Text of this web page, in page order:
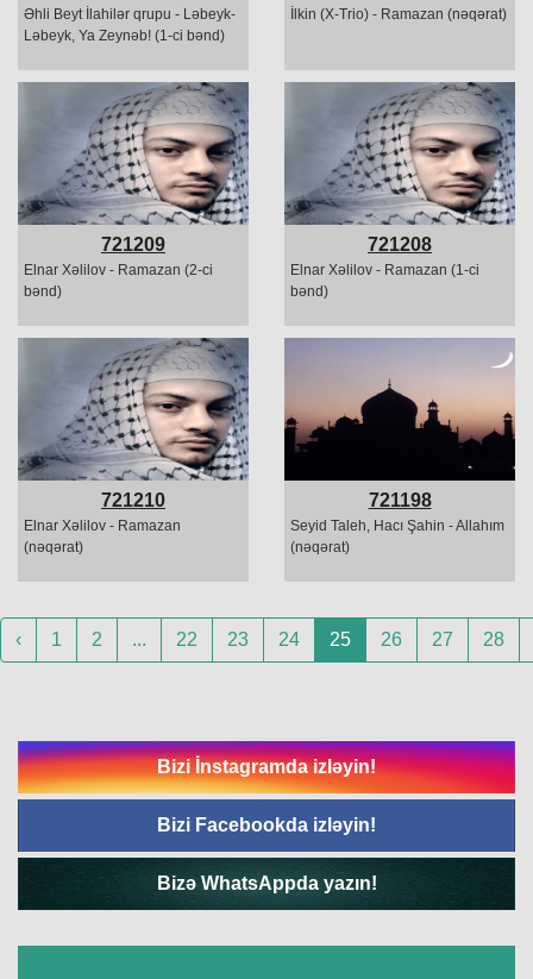
Əhli Beyt İlahilər qrupu - Ləbeyk-
Ləbeyk, Ya Zeynəb! (1-ci bənd)
İlkin (X-Trio) - Ramazan (nəqərat)
721209
Elnar Xəlilov - Ramazan (2-ci
bənd)
721208
Elnar Xəlilov - Ramazan (1-ci
bənd)
721210
Elnar Xəlilov - Ramazan
(nəqərat)
721198
Seyid Taleh, Hacı Şahin - Allahım
(nəqərat)
‹ 1 2 ... 22 23 24 25 26 27 28
Bizi İnstagramda izləyin!
Bizi Facebookda izləyin!
Bizə WhatsAppda yazın!